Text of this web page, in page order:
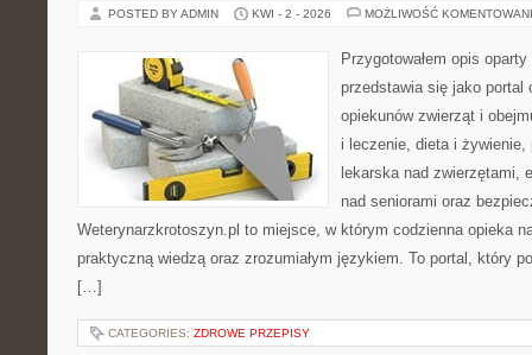
POSTED BY ADMIN KWI - 2 - 2026 MOŻLIWOŚĆ
Przygotowałem opis
przedstawia się jako portal
opiekunów zwierząt i
i leczenie, dieta i
lekarska nad zwierzętami,
nad seniorami oraz
Weterynarzkrotoszyn.pl to miejsce, w którym codzienna opieka
praktyczną wiedzą oraz zrozumiałym językiem. To portal, który
[…]
CATEGORIES: ZDROWE PRZEPISY